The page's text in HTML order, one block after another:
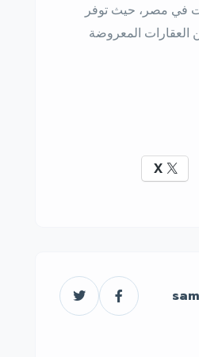
في مصر، حيث توفر
المعروضة
X